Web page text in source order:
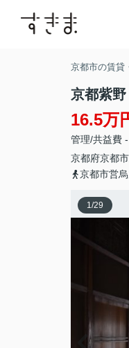
京都市の賃貸
京都紫
16.5万
管理/共益費 -
京都府京都
京都市営
1/29